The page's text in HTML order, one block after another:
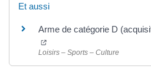
Et aussi
Arme de catégorie D
Loisirs – Sports – Culture